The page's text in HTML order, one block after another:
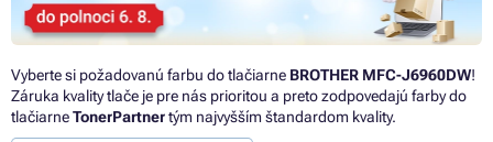
Vyberte si požadovanú farbu do tlačiarne BROTHER MFC-J6960DW!
Záruka kvality tlače je pre nás prioritou a preto zodpovedajú farby do
tlačiarneTonerPartnertým najvyšším štandardom kvality.